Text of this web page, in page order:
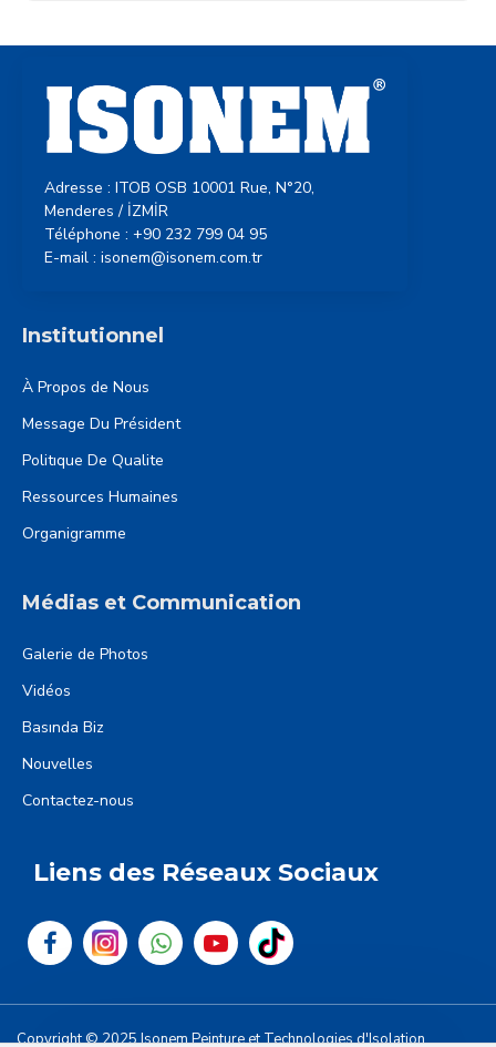
Adresse : ITOB OSB 10001 Rue, N°20,
Menderes / İZMİR
Téléphone : +90 232 799 04 95
E-mail : isonem@isonem.com.tr
Institutionnel
À Propos de Nous
Message Du Président
Politıque De Qualite
Ressources Humaines
Organigramme
Médias et Communication
Galerie de Photos
Vidéos
Basında Biz
Nouvelles
Contactez-nous
Liens des Réseaux Sociaux
Copyright © 2025 Isonem Peinture et Technologies d'Isolation